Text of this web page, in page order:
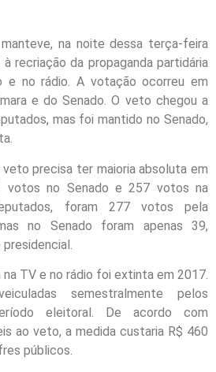
na noite dessa terça-feira
recriação da propaganda partidária
e no rádio. A votação ocorreu em
e do Senado. O veto chegou a
mas foi mantido no Senado,
veto precisa ter maioria absoluta em
votos no Senado e 257 votos na
foram 277 votos pela
no Senado foram apenas 39,
na TV e no rádio foi extinta em 2017.
semestralmente pelos
eleitoral. De acordo com
ao veto, a medida custaria R$ 460
públicos.